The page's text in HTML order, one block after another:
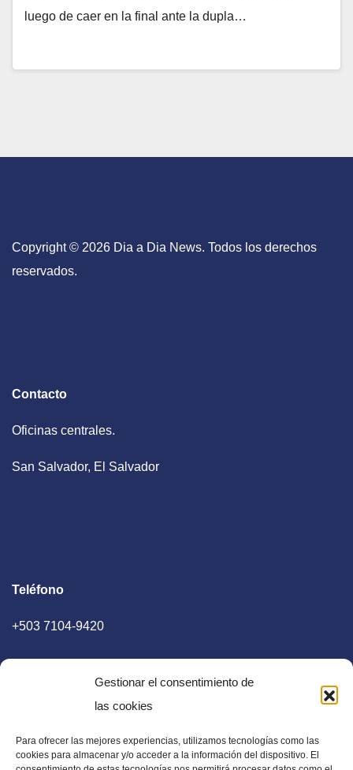
Gestionar el consentimiento de
las cookies
Para ofrecer las mejores experiencias, utilizamos tecnologías como las
cookies para almacenar y/o acceder a la información del dispositivo. El
luego de caer en la final ante la dupla…
Copyright © 2026 Dia a Dia News. Todos los derechos
reservados.
Contacto
Oficinas centrales.
San Salvador, El Salvador
Teléfono
+503 7104-9420
E-mail